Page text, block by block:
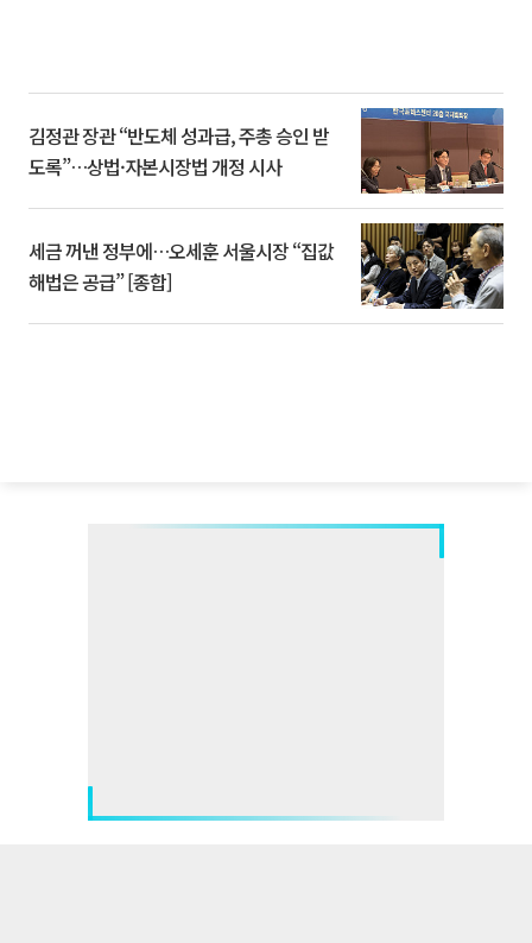
김정관 장관 “반도체 성과급, 주총 승인 받
도록”…상법·자본시장법 개정 시사
세금 꺼낸 정부에…오세훈 서울시장 “집값
해법은 공급” [종합]